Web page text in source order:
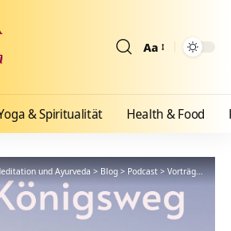
Aa
& Spiritualität Health & Food
und Ayurveda>Blog>Podcast>Vorträge >57